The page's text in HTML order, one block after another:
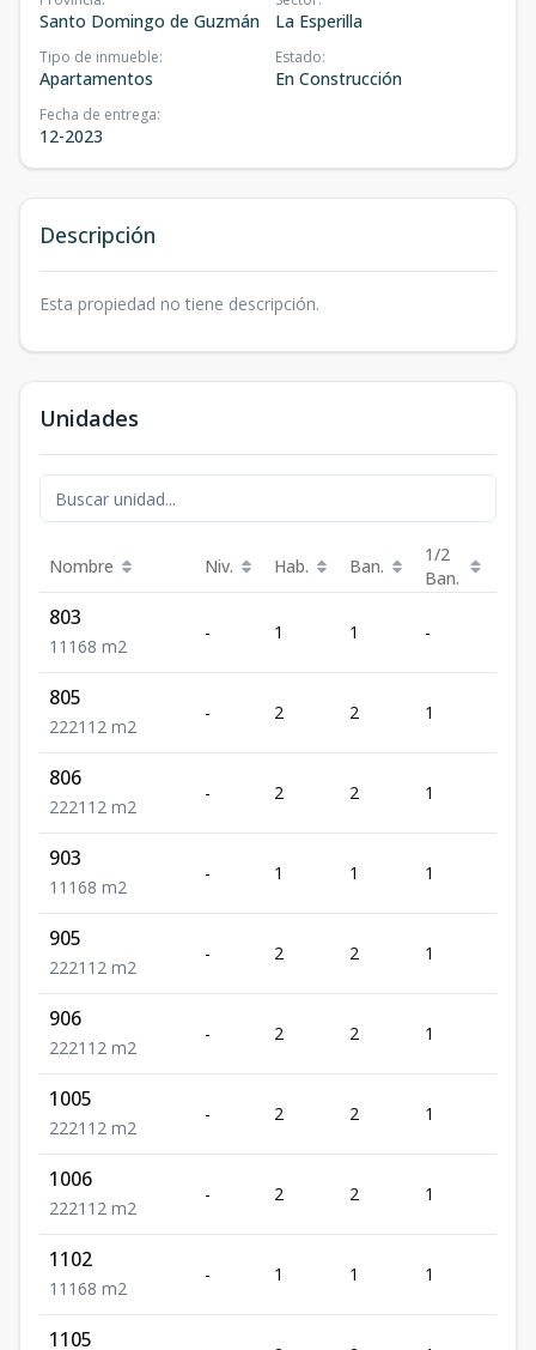
Santo Domingo de Guzmán La Esperilla
Tipo de inmueble:
Apartamentos
Estado:
En Construcción
Fecha de entrega:
12-2023
Descripción
Esta propiedad no tiene descripción.
Unidades
Nombre Niv. Hab. Ban.
1/2
Ban.
803
1 1 1 68 m2
- 1 1 -
805
222112 m2
- 2 2 1
806
222112 m2
- 2 2 1
903
1 1 1 68 m2
- 1 1 1
905
222112 m2
- 2 2 1
906
222112 m2
- 2 2 1
1005
222112 m2
- 2 2 1
1006
222112 m2
- 2 2 1
1102
1 1 1 68 m2
- 1 1 1
1105